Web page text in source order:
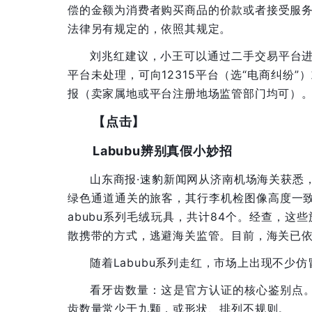
偿的金额为消费者购买商品的价款或者接受服
法律另有规定的，依照其规定。
刘兆红建议，小王可以通过二手交易平台
平台未处理，可向12315平台（选“电商纠纷”
报（卖家属地或平台注册地场监管部门均可）
【点击】
Labubu辨别真假小妙招
山东商报·速豹新闻网从济南机场海关获
绿色通道通关的旅客，其行李机检图像高度一
abubu系列毛绒玩具，共计84个。经查，这
散携带的方式，逃避海关监管。目前，海关已
随着Labubu系列走红，市场上出现不少
看牙齿数量：这是官方认证的核心鉴别点
齿数量常少于九颗，或形状、排列不规则。